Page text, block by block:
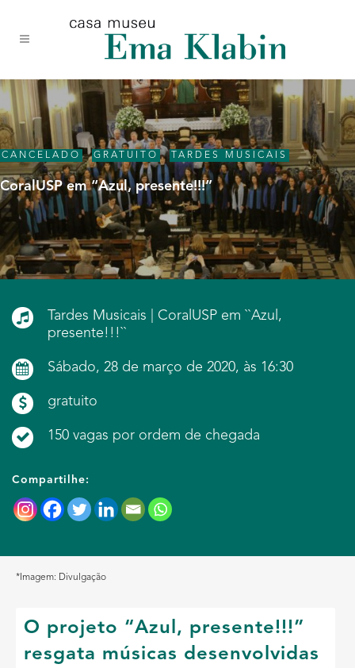
conteúdo
navegação
site
CANCELADO ,GRATUITO , TARDES MUSICAIS
CoralUSP em “Azul, presente!!!”
Tardes Musicais | CoralUSP em ``Azul,
presente!!!``
Sábado, 28 de março de 2020, às 16:30
gratuito
150 vagas por ordem de chegada
Compartilhe:
*Imagem: Divulgação
O projeto “Azul, presente!!!”
resgata músicas desenvolvidas